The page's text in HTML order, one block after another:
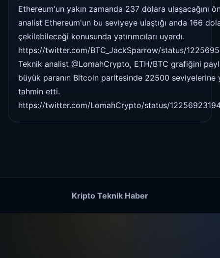
Ethereum'un yakın zamanda 237 dolara ulaşacağını
analist Ethereum'un bu seviyeye ulaştığı anda 166
çekilebileceği konusunda yatırımcıları uyardı.
https://twitter.com/BTC_JackSparrow/status/
Teknik analist @LomahCrypto, ETH/BTC grafiğini
büyük paranın Bitcoin paritesinde 22500 seviyelerine
tahmin etti.
https://twitter.com/LomahCrypto/status/
Kripto Teknik Haber